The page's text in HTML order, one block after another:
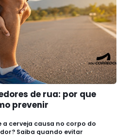
de rua: por que
prevenir
a cerveja causa no corpo do
Saiba quando evitar